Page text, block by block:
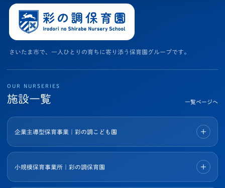
さいたま市で、一人ひとりの育ちに寄り添う保育園グループです。
OUR NURSERIES
施設一覧 一覧ページへ
企業主導型保育事業｜彩の調こども園
小規模保育事業所｜彩の調保育園